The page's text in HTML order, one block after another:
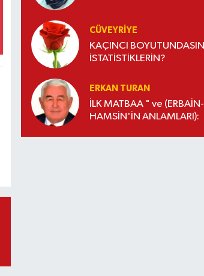
CÜVEYRIYE
KAÇINCI BOYUTUNDASIN
İSTATİSTİKLERİN?
ERKAN TURAN
İLK MATBAA " ve (ERBAİN-
HAMSİN'İN ANLAMLARI):